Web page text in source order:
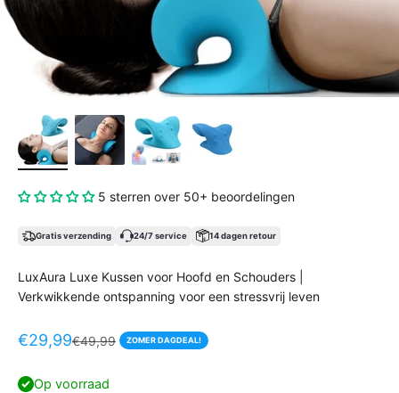
5 sterren over 50+ beoordelingen
Gratis verzending 24/7 service 14 dagen retour
LuxAura Luxe Kussen voor Hoofd en Schouders |
Verkwikkende ontspanning voor een stressvrij leven
Aanbiedingsprijs
€29,99Normale prijs
€49,99 ZOMER DAGDEAL!
Op voorraad